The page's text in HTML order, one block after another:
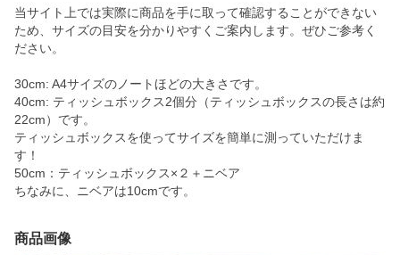
当サイト上では実際に商品を手に取って確認することができない
ため、サイズの目安を分かりやすくご案内します。ぜひご参考く
ださい。
30cm: A4サイズのノートほどの大きさです。
40cm: ティッシュボックス2個分（ティッシュボックスの長さは約
22cm）です。
ティッシュボックスを使ってサイズを簡単に測っていただけま
す！
50cm：ティッシュボックス×２＋ニベア
ちなみに、ニベアは10cmです。
商品画像